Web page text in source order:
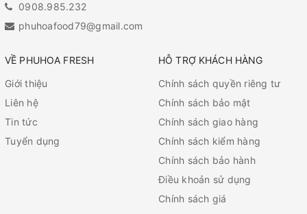
0908.985.232
phuhoafood79@gmail.com
VỀ PHUHOA FRESH
Giới thiệu
Liên hệ
Tin tức
Tuyển dụng
HỖ TRỢ KHÁCH HÀNG
Chính sách quyền riêng tư
Chính sách bảo mật
Chính sách giao hàng
Chính sách kiểm hàng
Chính sách bảo hành
Điều khoản sử dụng
Chính sách giá